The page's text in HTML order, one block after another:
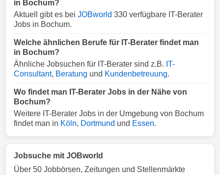
in Bochum?
Aktuell gibt es bei JOBworld 330 verfügbare IT-Berater
Jobs in Bochum.
Welche ähnlichen Berufe für IT-Berater findet man
in Bochum?
Ähnliche Jobsuchen für IT-Berater sind z.B. IT-
Consultant, Beratung und Kundenbetreuung.
Wo findet man IT-Berater Jobs in der Nähe von
Bochum?
Weitere IT-Berater Jobs in der Umgebung von Bochum
findet man in Köln, Dortmund und Essen.
Jobsuche mit JOBworld
Über 50 Jobbörsen, Zeitungen und Stellenmärkte